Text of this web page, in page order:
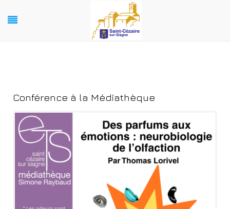
Conférence à la Médiathèque